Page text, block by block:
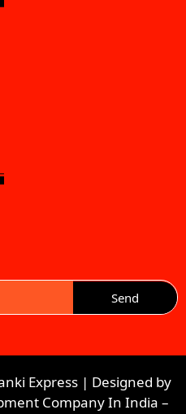
Send
Express | Designed by
Company In India –